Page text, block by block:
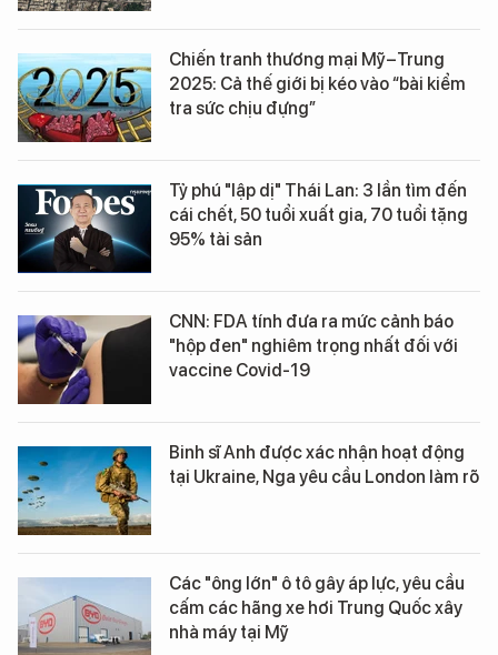
Chiến tranh thương mại Mỹ–Trung
2025: Cả thế giới bị kéo vào “bài kiểm
tra sức chịu đựng”
Tỷ phú "lập dị" Thái Lan: 3 lần tìm đến
cái chết, 50 tuổi xuất gia, 70 tuổi tặng
95% tài sản
CNN: FDA tính đưa ra mức cảnh báo
"hộp đen" nghiêm trọng nhất đối với
vaccine Covid-19
Binh sĩ Anh được xác nhận hoạt động
tại Ukraine, Nga yêu cầu London làm rõ
Các "ông lớn" ô tô gây áp lực, yêu cầu
cấm các hãng xe hơi Trung Quốc xây
nhà máy tại Mỹ